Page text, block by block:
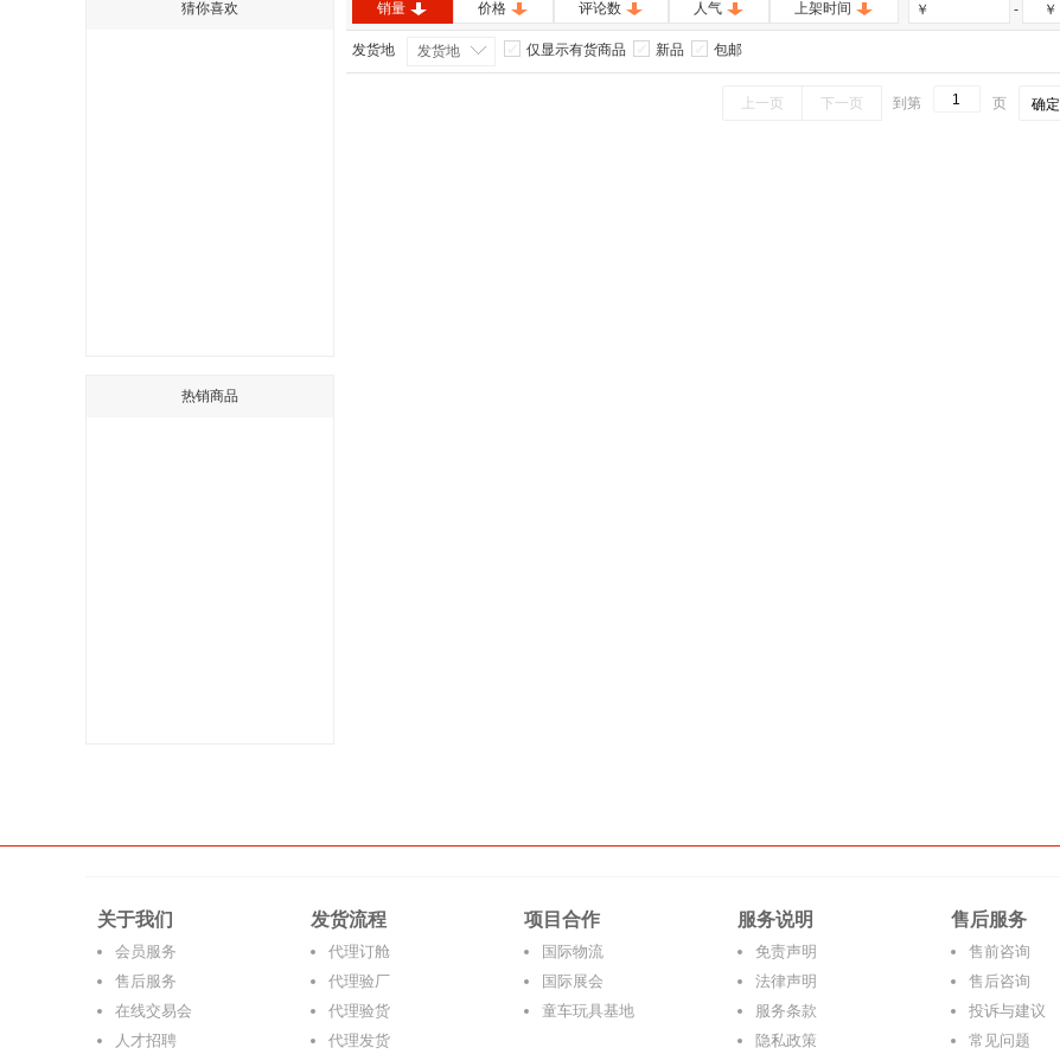
猜你喜欢
热销商品
销量 价格 评论数 人气 上架时间 ￥ ￥
-
发货地 发货地 仅显示有货商品 新品 包邮
上一页 下一页 到第 页 确定
关于我们
会员服务
售后服务
在线交易会
人才招聘
发货流程
代理订舱
代理验厂
代理验货
代理发货
项目合作
国际物流
国际展会
童车玩具基地
服务说明
免责声明
法律声明
服务条款
隐私政策
售后服务
售前咨询
售后咨询
投诉与建议
常见问题